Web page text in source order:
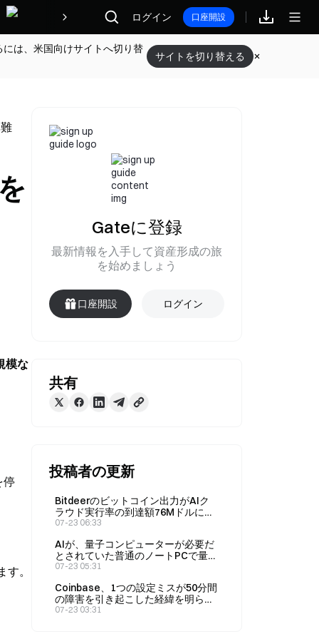
報酬 ログイン 口座開設
は、米国向けサイトへ切り替
サイトを切り替える
模な
停
。
Gateに登録
最新情報を入手して資産形成の旅
を始めましょう
口座開設 ログイン
共有
投稿者の更新
Bitdeerのビットコイン出力がAIク
ラウド実行率の到達額76Mドルによ
り990まで上昇
07-23 06:33
AIが、量子コンピューターが必要だ
とされていた普通のノートPCで量子
問題を解決した
07-23 05:31
Coinbase、1つの設定ミスが50分間
の障害を引き起こした経緯を明らか
にする
07-23 03:31